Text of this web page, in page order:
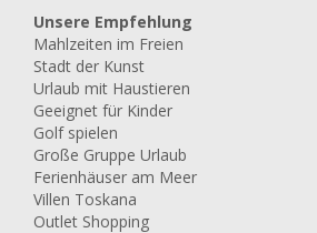
Unsere Empfehlung
Mahlzeiten im Freien
Stadt der Kunst
Urlaub mit Haustieren
Geeignet für Kinder
Golf spielen
Große Gruppe Urlaub
Ferienhäuser am Meer
Villen Toskana
Outlet Shopping